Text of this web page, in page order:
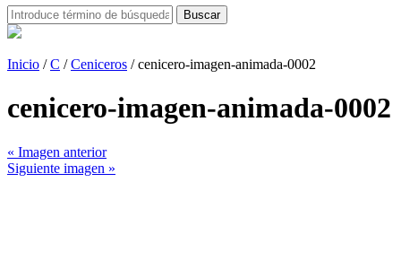
Buscar
Inicio /C /Ceniceros / cenicero-imagen-animada-0002
cenicero-imagen-animada-0002
« Imagen anterior
Siguiente imagen »